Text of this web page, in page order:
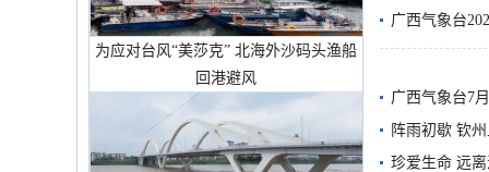
为应对台风“美莎克” 北海外沙码头渔船
回港避风
广西气象台
预警
广西气象台7
阵雨初歇 钦
珍爱生命 远